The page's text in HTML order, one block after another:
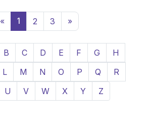
« 1 2 3 »
B C D E F G
H
L M N O P Q
R
U V W X Y Z